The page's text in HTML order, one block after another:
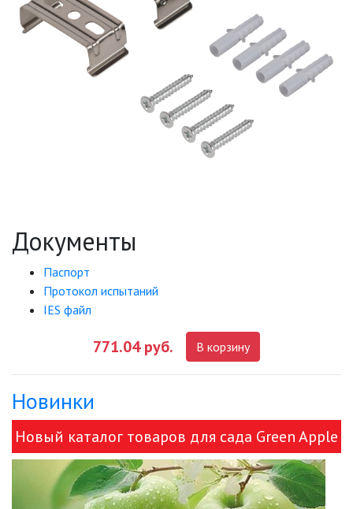
Документы
Паспорт
Протокол испытаний
IES файл
771.04 руб. В корзину
Новинки
Новый каталог товаров для сада Green Apple
и ЭРА!